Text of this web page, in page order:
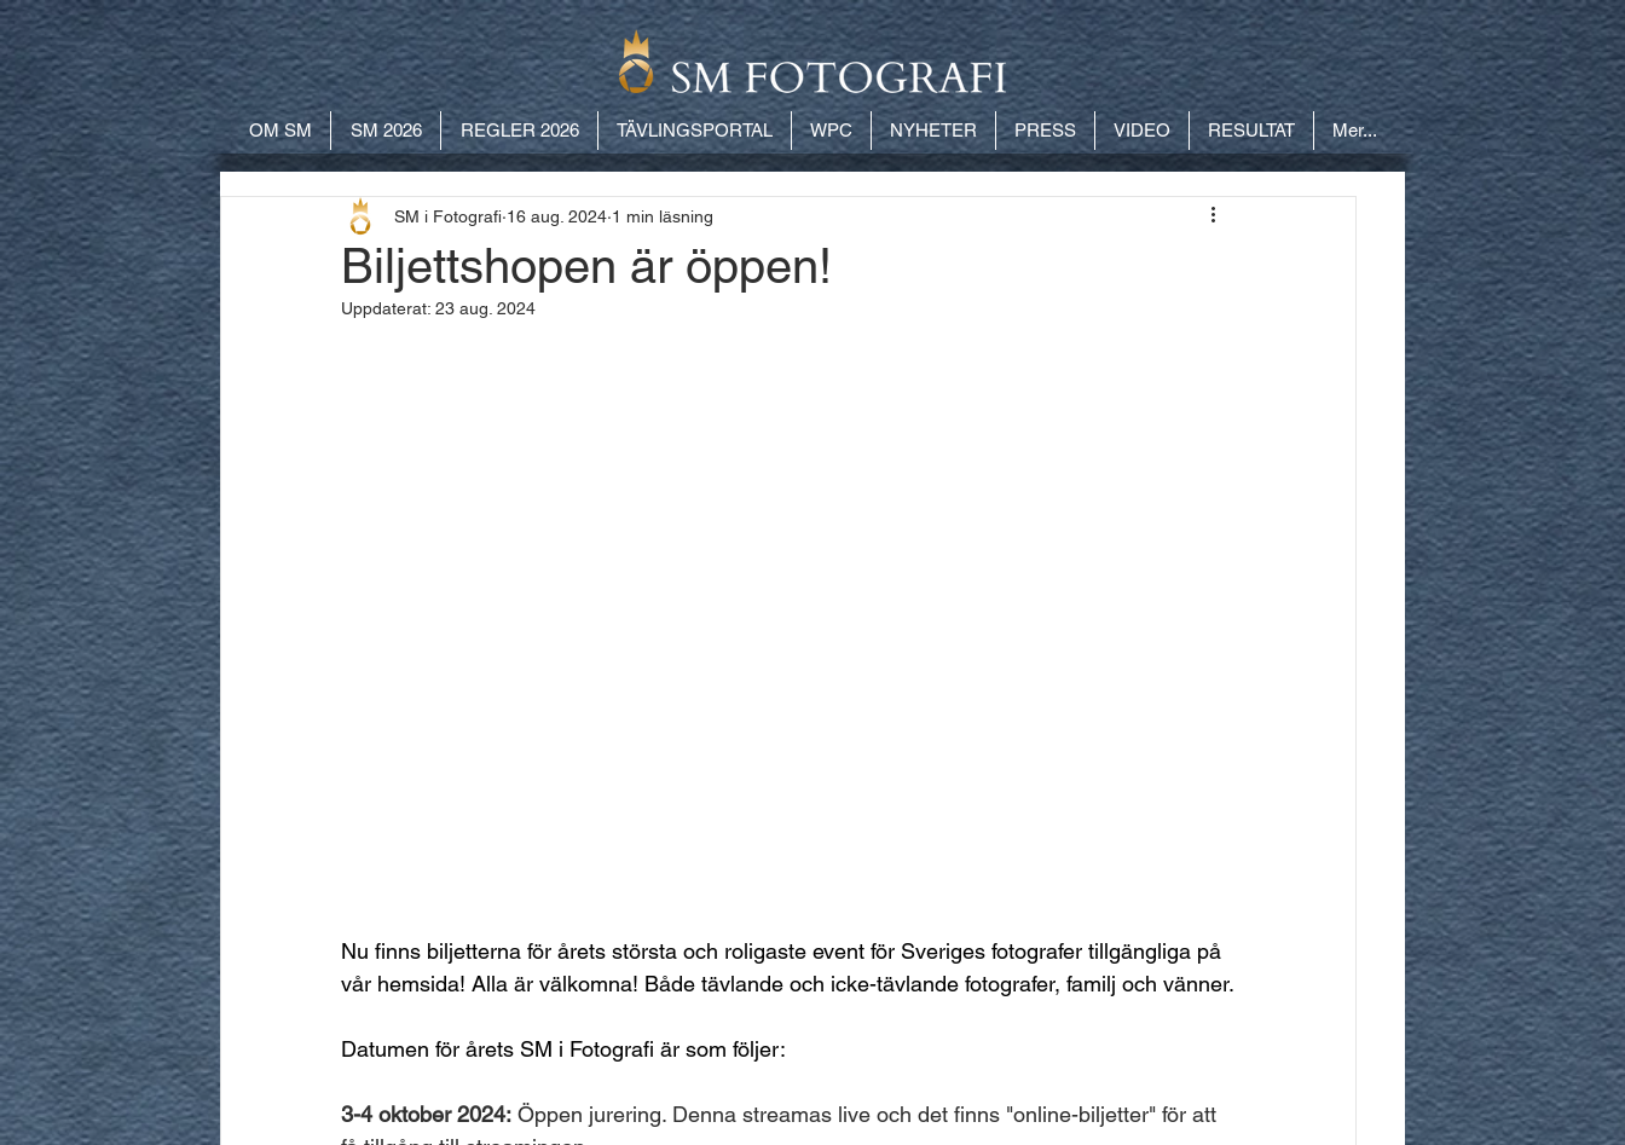
OM SM SM 2026 REGLER 2026 TÄVLINGSPORTAL WPC NYHETER PRESS VIDEO RESULTAT Mer...
Biljettshopen är öppen!
SM i Fotografi 16 aug. 2024 1 min läsning
Uppdaterat: 23 aug. 2024
Nu finns biljetterna för årets största och roligaste event för Sveriges fotografer tillgängliga på
vår hemsida! Alla är välkomna! Både tävlande och icke-tävlande fotografer, familj och vänner.
Datumen för årets SM i Fotografi är som följer:
3-4 oktober 2024: Öppen jurering. Denna streamas live och det finns "online-biljetter" för att